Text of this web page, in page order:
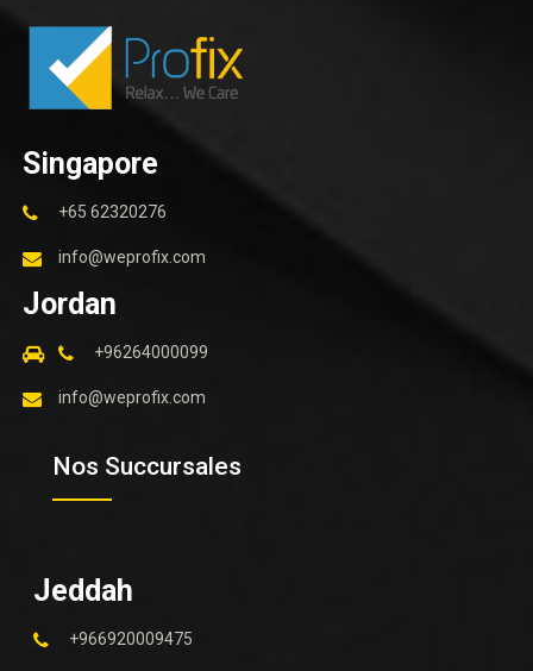
Singapore
+65 62320276
info@weprofix.com
Jordan
+96264000099
info@weprofix.com
Nos Succursales
Jeddah
+966920009475